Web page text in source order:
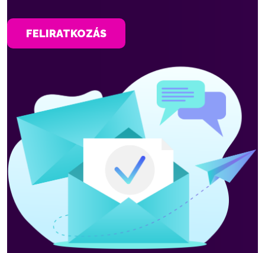
FELIRATKOZÁS